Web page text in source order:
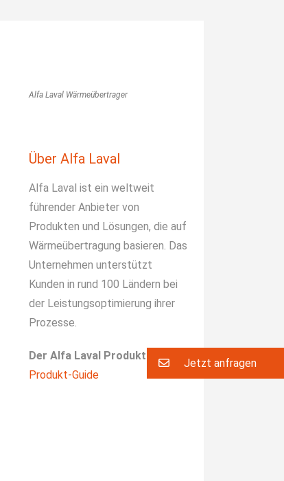
Alfa Laval Wärmeübertrager
Über Alfa Laval
Alfa Laval ist ein weltweit
führender Anbieter von
Produkten und Lösungen, die auf
Wärmeübertragung basieren. Das
Unternehmen unterstützt
Kunden in rund 100 Ländern bei
der Leistungsoptimierung ihrer
Prozesse.
Der Alfa Laval Produkt-Guide
Produkt-Guide
Jetzt anfragen